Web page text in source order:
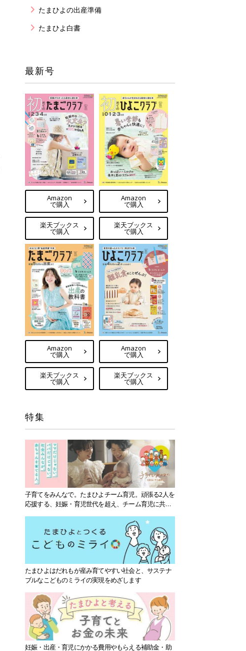
たまひよの出産準備
たまひよ白書
最新号
Amazon
で購入
楽天ブックス
で購入
Amazon
で購入
楽天ブックス
で購入
Amazon
で購入
楽天ブックス
で購入
Amazon
で購入
楽天ブックス
で購入
特集
子育てをみんなで。たまひよチーム育児。頑張る2人を
応援する、妊娠・育児世代を超え、チーム育児に共感
たまひよはだれもが産み育てやすい社会と、サステナ
ブルなこどものミライの実現をめざします
妊娠・出産・育児にかかる費用やもらえる補助金・助